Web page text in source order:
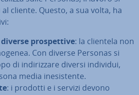
cliente. Questo, a sua volta, ha
pro­spet­ti­ve: la clientela non
Con diverse Personas si
di in­di­riz­za­re diversi individui,
media ine­si­sten­te.
: i prodotti e i servizi devono